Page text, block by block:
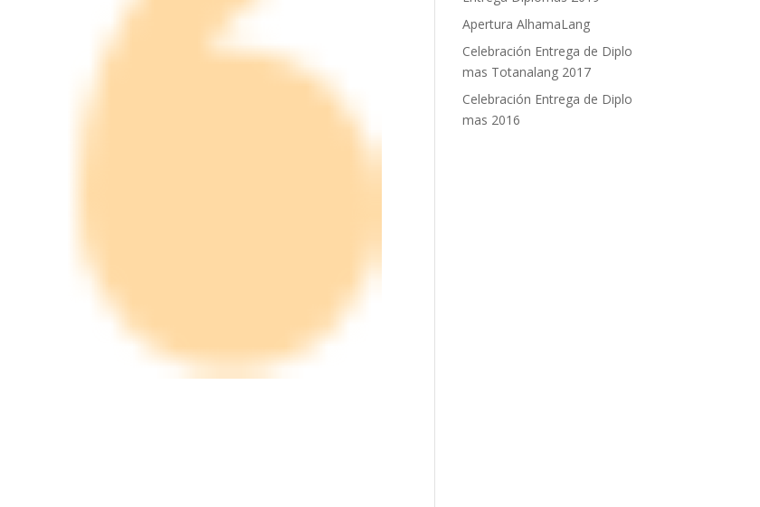
Apertura AlhamaLang
Celebración Entrega de Diplo
mas Totanalang 2017
Celebración Entrega de Diplo
mas 2016